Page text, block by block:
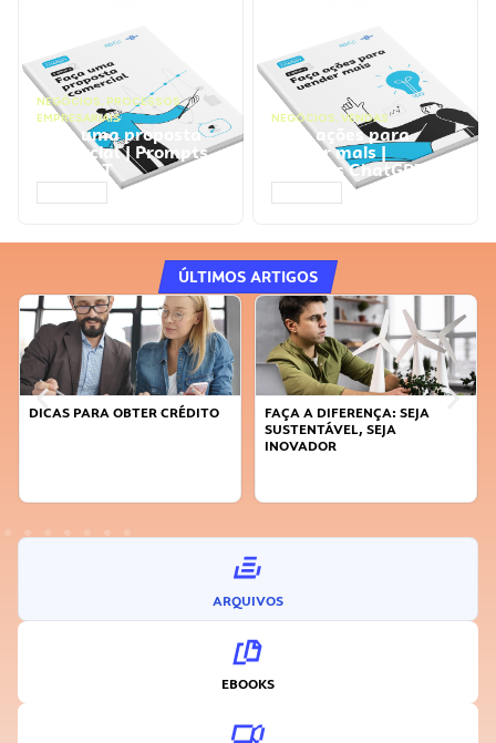
NEGÓCIOS, PROCESSOS
EMPRESARIAIS
Faça uma proposta
comercial | Prompts
ChatGPT
NEGÓCIOS, VENDAS
Faça ações para
vender mais |
Prompts ChatGPT
ÚLTIMOS ARTIGOS
DICAS PARA OBTER CRÉDITO
FAÇA A DIFERENÇA: SEJA
SUSTENTÁVEL, SEJA
INOVADOR
ARQUIVOS
EBOOKS